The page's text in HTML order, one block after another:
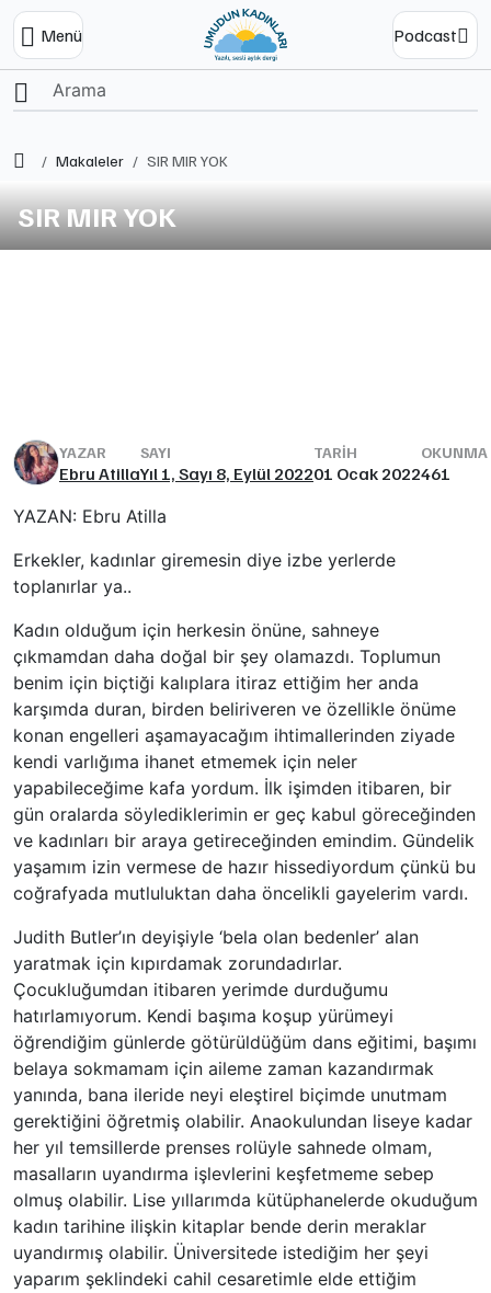
Menü Podcast
Ana SayfaMakaleler SIR MIR YOK
SIR MIR YOK
YAZAR
Ebru Atilla
SAYI
Yıl 1, Sayı 8, Eylül 2022
TARIH
01 Ocak 2022
OKUNMA
461
YAZAN: Ebru Atilla
Erkekler, kadınlar giremesin diye izbe yerlerde
toplanırlar ya..
Kadın olduğum için herkesin önüne, sahneye
çıkmamdan daha doğal bir şey olamazdı. Toplumun
benim için biçtiği kalıplara itiraz ettiğim her anda
karşımda duran, birden beliriveren ve özellikle önüme
konan engelleri aşamayacağım ihtimallerinden ziyade
kendi varlığıma ihanet etmemek için neler
yapabileceğime kafa yordum. İlk işimden itibaren, bir
gün oralarda söylediklerimin er geç kabul göreceğinden
ve kadınları bir araya getireceğinden emindim. Gündelik
yaşamım izin vermese de hazır hissediyordum çünkü bu
coğrafyada mutluluktan daha öncelikli gayelerim vardı.
Judith Butler’ın deyişiyle ‘bela olan bedenler’ alan
yaratmak için kıpırdamak zorundadırlar.
Çocukluğumdan itibaren yerimde durduğumu
hatırlamıyorum. Kendi başıma koşup yürümeyi
öğrendiğim günlerde götürüldüğüm dans eğitimi, başımı
belaya sokmamam için aileme zaman kazandırmak
yanında, bana ileride neyi eleştirel biçimde unutmam
gerektiğini öğretmiş olabilir. Anaokulundan liseye kadar
her yıl temsillerde prenses rolüyle sahnede olmam,
masalların uyandırma işlevlerini keşfetmeme sebep
olmuş olabilir. Lise yıllarımda kütüphanelerde okuduğum
kadın tarihine ilişkin kitaplar bende derin meraklar
uyandırmış olabilir. Üniversitede istediğim her şeyi
yaparım şeklindeki cahil cesaretimle elde ettiğim